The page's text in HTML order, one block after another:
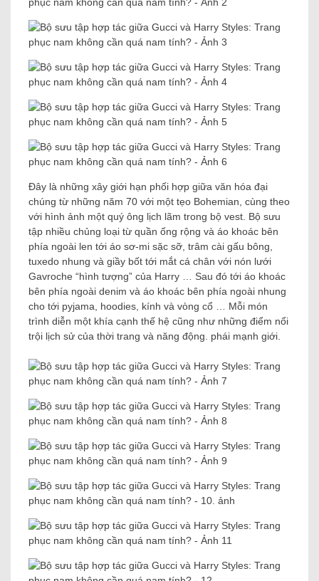
Đây là những xây giới hạn phối hợp giữa văn hóa đại
chúng từ những năm 70 với một tẹo Bohemian, cùng theo
với hình ảnh một quý ông lịch lãm trong bộ vest. Bộ sưu
tập nhiều chủng loại từ quần ống rộng và áo khoác bên
phía ngoài len tới áo sơ-mi sặc sỡ, trâm cài gấu bông,
tuxedo nhung và giầy bốt tới mắt cá chân với nón lưới
Gavroche “hình tượng” của Harry … Sau đó tới áo khoác
bên phía ngoài denim và áo khoác bên phía ngoài nhung
cho tới pyjama, hoodies, kính và vòng cổ … Mỗi món
trình diễn một khía cạnh thế hệ cũng như những điểm nổi
trội lịch sử của thời trang và năng động. phái mạnh giới.